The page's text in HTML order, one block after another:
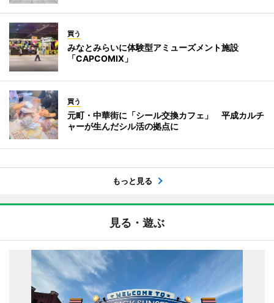
買う
みなとみらいに体験型アミューズメント施設
「CAPCOMIX」
買う
元町・中華街に「シール交換カフェ」 平成カルチ
ャーが生んだシル活の拠点に
もっと見る
見る・遊ぶ